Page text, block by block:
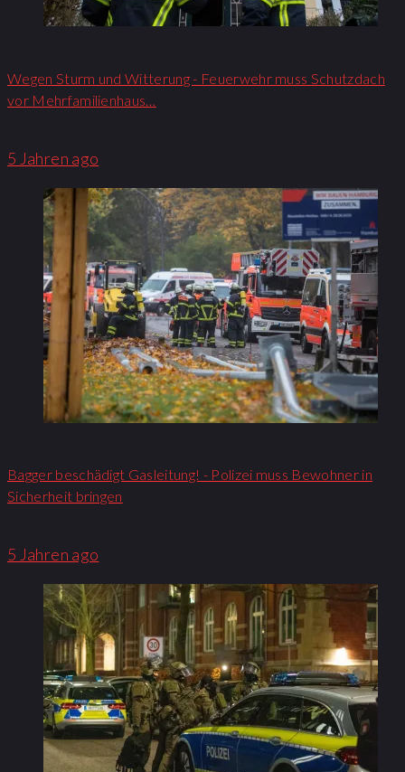
Wegen Sturm und Witterung - Feuerwehr muss Schutzdach
vor Mehrfamilienhaus…
5 Jahren ago
Bagger beschädigt Gasleitung! - Polizei muss Bewohner in
Sicherheit bringen
5 Jahren ago